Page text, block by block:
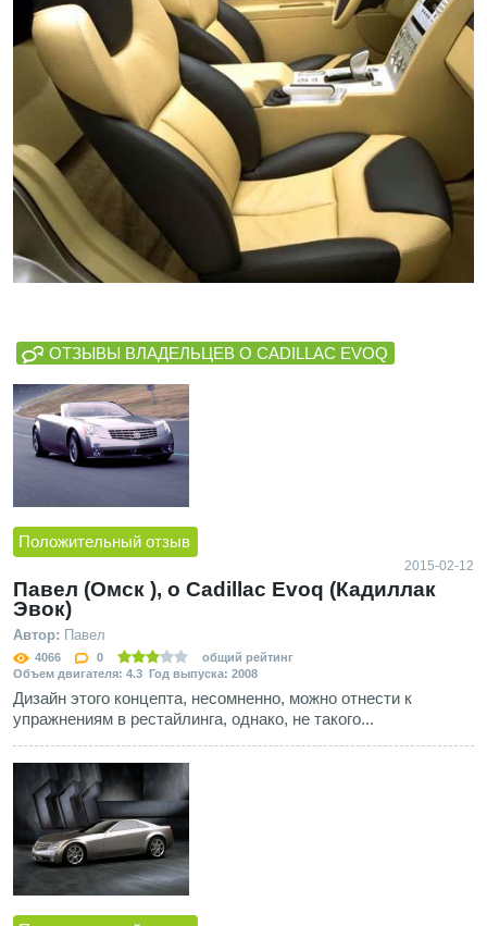
ОТЗЫВЫ ВЛАДЕЛЬЦЕВ О CADILLAC EVOQ
Положительный отзыв
2015-02-12
Павел (Омск ), о Cadillac Evoq (Кадиллак
Эвок)
Автор: Павел
4066 0
общий рейтинг
Объем двигателя: 4.3 Год выпуска: 2008
Дизайн этого концепта, несомненно, можно отнести к
упражнениям в рестайлинга, однако, не такого...